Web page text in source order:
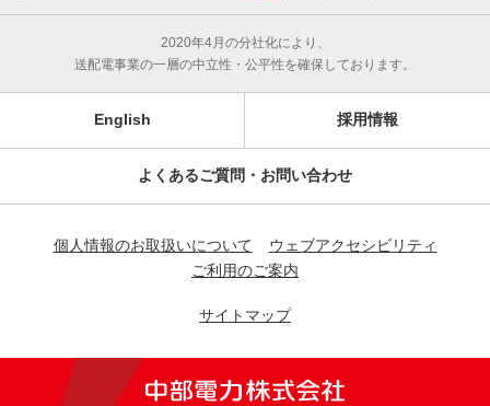
2020年4月の分社化により、
送配電事業の一層の中立性・公平性を確保しております。
English 採用情報
よくあるご質問・お問い合わせ
個人情報のお取扱いについて
ウェブアクセシビリティ
ご利用のご案内
サイトマップ